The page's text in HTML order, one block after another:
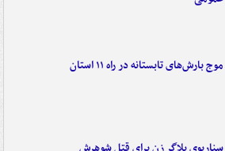
موج بارش‌های تابستانه در راه ۱۱ استان